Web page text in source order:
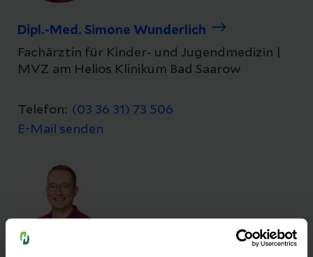
Dipl.-Med. Simone Wunderlich
Fachärztin für Kinder- und Jugendmedizin |
MVZ am Helios Klinikum Bad Saarow
Telefon: (03 36 31) 73 506
E-Mail senden